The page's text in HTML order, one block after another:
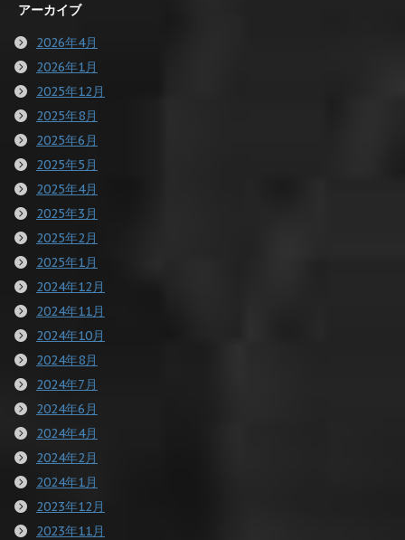
アーカイブ
2026年4月
2026年1月
2025年12月
2025年8月
2025年6月
2025年5月
2025年4月
2025年3月
2025年2月
2025年1月
2024年12月
2024年11月
2024年10月
2024年8月
2024年7月
2024年6月
2024年4月
2024年2月
2024年1月
2023年12月
2023年11月